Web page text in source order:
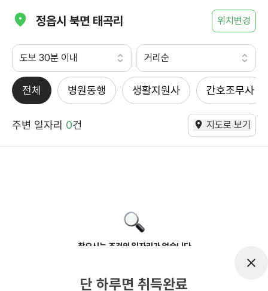
정읍시 북면 태곡리 위치변경
도보 30분 이내 거리순
전체 병원동행 생활지원사 간호조무사
주변 일자리 0건 지도로 보기
찾으시는 조건의 일자리가 없습니다
단 하루면 취득완료